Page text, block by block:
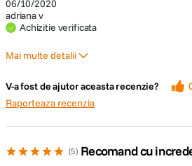
06/10/2020
adriana v
Achizitie verificata
Mai multe detalii
F bun
V-a fost de ajutor aceasta recenzie?
Raporteaza recenzia
5 Recomand cu